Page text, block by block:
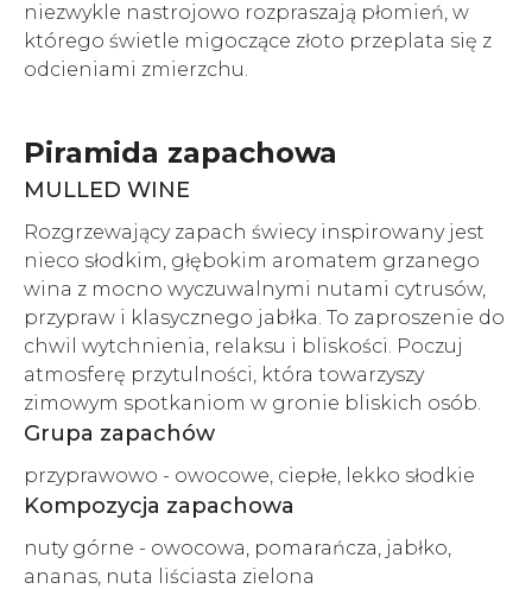
niezwykle nastrojowo rozpraszają płomień, w
którego świetle migoczące złoto przeplata się z
odcieniami zmierzchu.
Piramida zapachowa
MULLED WINE
Rozgrzewający zapach świecy inspirowany jest
nieco słodkim, głębokim aromatem grzanego
wina z mocno wyczuwalnymi nutami cytrusów,
przypraw i klasycznego jabłka. To zaproszenie do
chwil wytchnienia, relaksu i bliskości. Poczuj
atmosferę przytulności, która towarzyszy
zimowym spotkaniom w gronie bliskich osób.
Grupa zapachów
przyprawowo - owocowe, ciepłe, lekko słodkie
Kompozycja zapachowa
nuty górne - owocowa, pomarańcza, jabłko,
ananas, nuta liściasta zielona